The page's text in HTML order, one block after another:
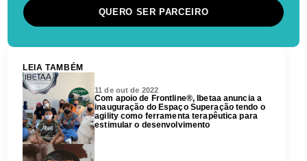
QUERO SER PARCEIRO
LEIA TAMBÉM
11 de out de 2022
Com apoio de Frontline®, Ibetaa anuncia a
inauguração do Espaço Superação tendo o
agility como ferramenta terapêutica para
estimular o desenvolvimento